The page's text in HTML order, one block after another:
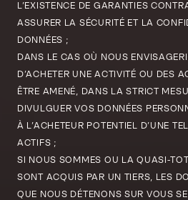
L’EXISTENCE DE GARANTIES
ASSURER LA SÉCURITÉ ET LA
DONNÉES ;
DANS LE CAS OÙ NOUS
D’ACHETER UNE ACTIVITÉ OU DES
ÊTRE AMENÉ, DANS LA STRICT
DIVULGUER VOS DONNÉES
À L’ACHETEUR POTENTIEL D’UNE
ACTIFS ;
SI NOUS SOMMES OU LA QUASI-
SONT ACQUIS PAR UN TIERS, LES
QUE NOUS DÉTENONS SUR VOUS